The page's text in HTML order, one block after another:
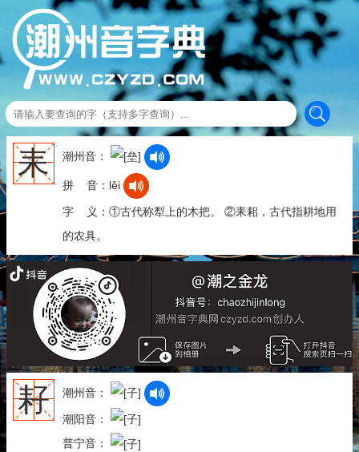
耒 潮州音：
拼 音：lěi
字 义：①古代称犁上的木把。 ②耒耜，古代指耕地用
的农具。
耔 潮州音：
潮阳音：
普宁音：